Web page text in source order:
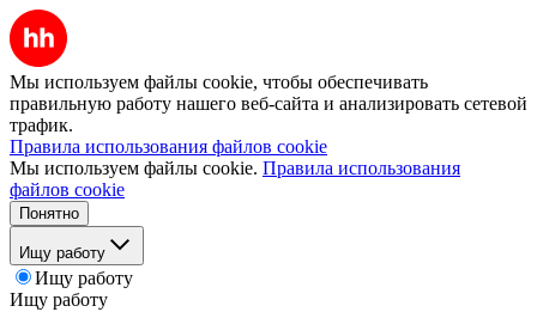
Мы используем файлы cookie, чтобы обеспечивать
правильную работу нашего веб-сайта и анализировать сетевой
трафик.
Правила использования файлов cookie
Мы используем файлы cookie. Правила использования
файлов cookie
Понятно
Ищу работу
Ищу работу
Ищу работу